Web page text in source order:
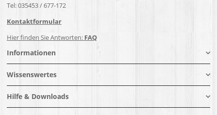
Tel: 035453 / 677-172
Kontaktformular
Hier finden Sie Antworten: FAQ
Informationen
Wissenswertes
Hilfe & Downloads